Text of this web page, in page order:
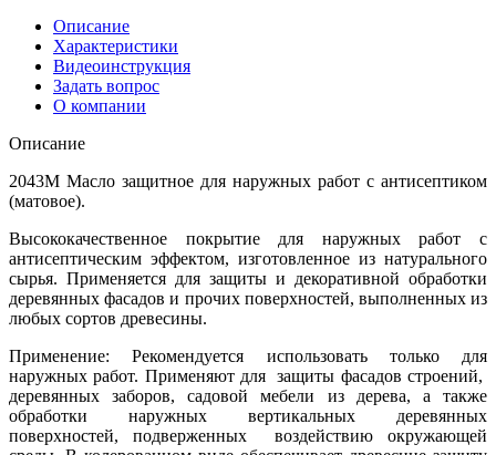
Описание
Характеристики
Видеоинструкция
Задать вопрос
О компании
Описание
2043М Масло защитное для наружных работ с антисептиком
(матовое).
Высококачественное покрытие для наружных работ с
антисептическим эффектом, изготовленное из натурального
сырья. Применяется для защиты и декоративной обработки
деревянных фасадов и прочих поверхностей, выполненных из
любых сортов древесины.
Применение: Рекомендуется использовать только для
наружных работ. Применяют для защиты фасадов строений,
деревянных заборов, садовой мебели из дерева, а также
обработки наружных вертикальных деревянных
поверхностей, подверженных воздействию окружающей